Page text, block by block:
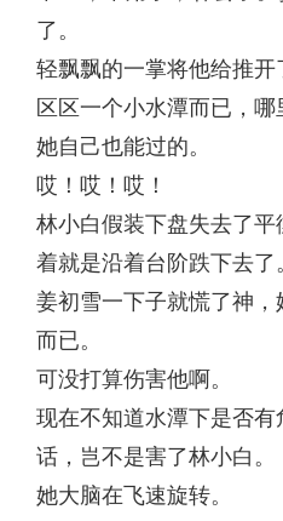
了。
轻飘飘的一掌将他给推
区区一个小水潭而已，哪
她自己也能过的。
哎！哎！哎！
林小白假装下盘失去了
着就是沿着台阶跌下去
姜初雪一下子就慌了神
而已。
可没打算伤害他啊。
现在不知道水潭下是否
话，岂不是害了林小白
她大脑在飞速旋转。